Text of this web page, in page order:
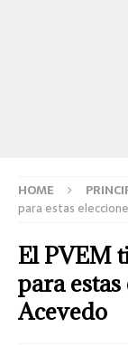
HOME
para estas
El PVEM
para
Acevedo